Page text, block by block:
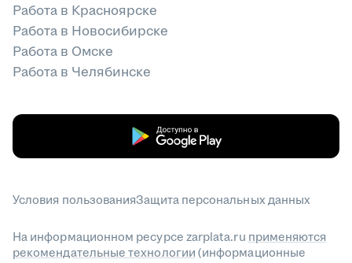
Работа в Красноярске
Работа в Новосибирске
Работа в Омске
Работа в Челябинске
Условия пользованияЗащита персональных данных
На информационном ресурсе zarplata.ru применяются
рекомендательные технологии (информационные